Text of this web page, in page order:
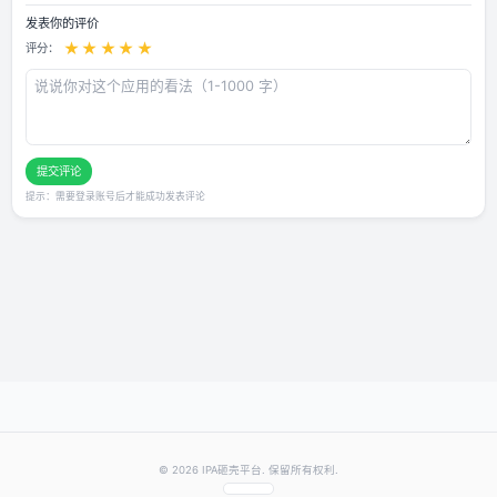
用户评论
发表你的评价
评分： ★★ ★ ★★